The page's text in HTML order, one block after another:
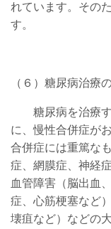
れています。その
す。
（６）糖尿病治療
糖尿病を治療す
に、慢性合併症が
合併症には重篤な
症、網膜症、神経
血管障害（脳出血
症、心筋梗塞など
壊疽など）などの